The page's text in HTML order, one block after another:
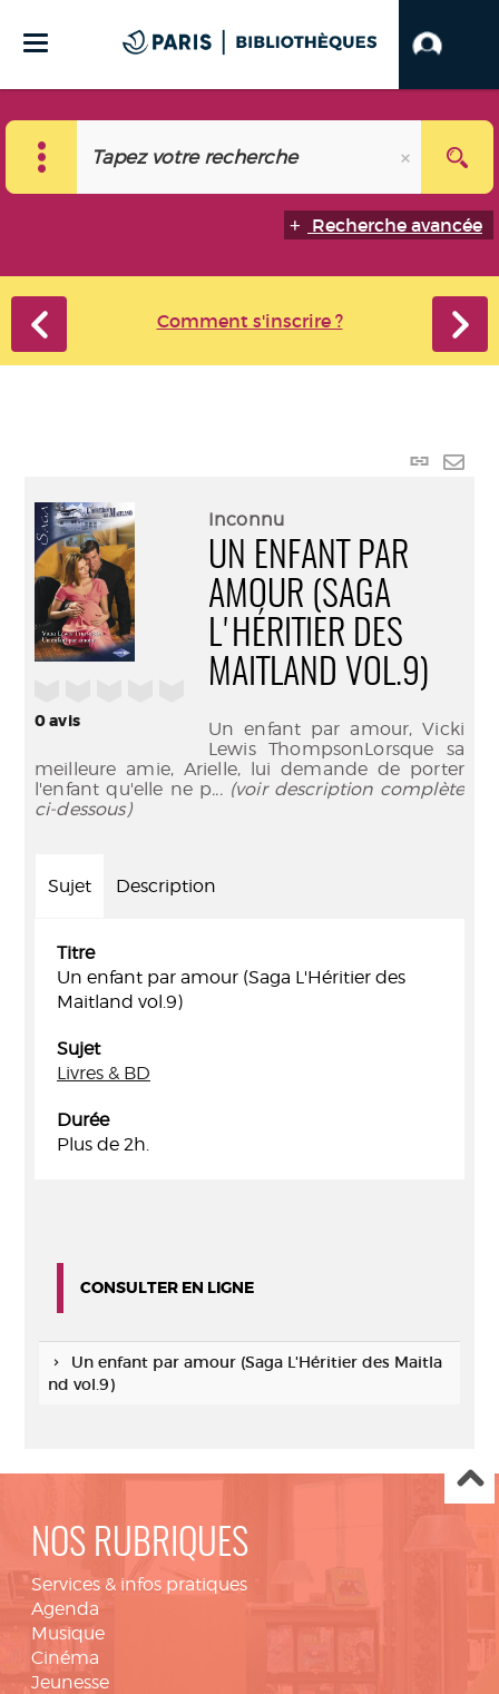
Recherche avancée
Comment s'inscrire ?
Lien
0avis
Inconnu
UN ENFANT PAR
AMOUR (SAGA
L'HÉRITIER DES
MAITLAND VOL.9)
Un enfant par amour, Vicki
Lewis ThompsonLorsque sa
meilleure amie, Arielle, lui demande de porter
l'enfant qu'elle ne p... (voir description complète
ci-dessous)
Sujet Description
Titre
Un enfant par amour (Saga L'Héritier des
Maitland vol.9)
Sujet
Livres & BD
Durée
Plus de 2h.
CONSULTER EN LIGNE
Un enfant par amour (Saga L'Héritier des Maitla
nd vol.9)
NOS RUBRIQUES
Services & infos pratiques
Agenda
Musique
Cinéma
Jeunesse